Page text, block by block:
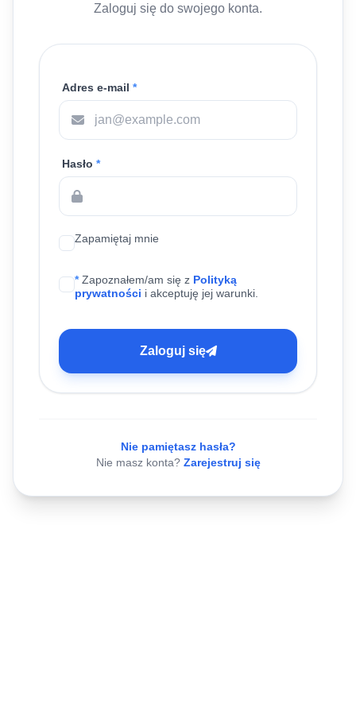
Zaloguj się do swojego konta.
Adres e-mail *
Hasło *
Zapamiętaj mnie
*Zapoznałem/am się z Polityką
prywatności i akceptuję jej warunki.
Zaloguj się
Nie pamiętasz hasła?
Nie masz konta? Zarejestruj się